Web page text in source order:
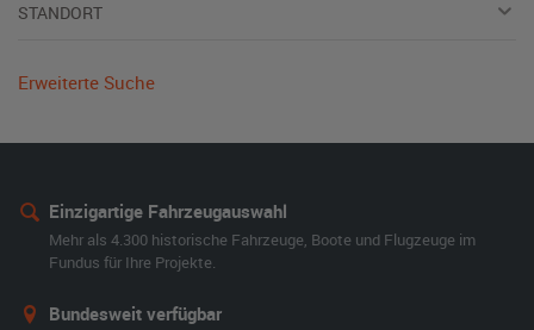
STANDORT
Erweiterte Suche
Einzigartige Fahrzeugauswahl
Mehr als 4.300 historische Fahrzeuge, Boote und Flugzeuge im
Fundus für Ihre Projekte.
Bundesweit verfügbar